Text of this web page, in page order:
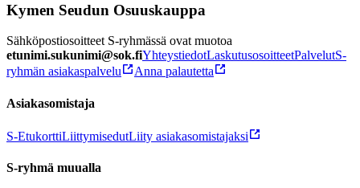
Kymen Seudun Osuuskauppa
Sähköpostiosoitteet S-ryhmässä ovat muotoa
etunimi.sukunimi@sok.fiYhteystiedotLaskutusosoitteetPalvelutS-
ryhmän asiakaspalvelu
Anna palautetta
Asiakasomistaja
S-EtukorttiLiittymisedutLiity asiakasomistajaksi
S-ryhmä muualla